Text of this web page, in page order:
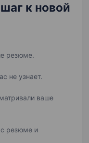
к новой
резюме.
не узнает.
ваше
с резюме и